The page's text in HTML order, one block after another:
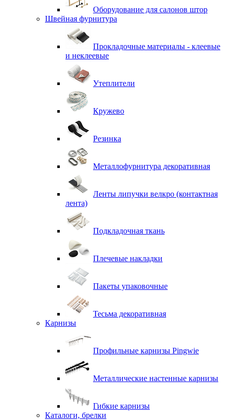
Оборудование для салонов штор
Швейная фурнитура
Прокладочные материалы - клеевые
и неклеевые
Утеплители
Кружево
Резинка
Металлофурнитура декоративная
Ленты липучки велкро (контактная
лента)
Подкладочная ткань
Плечевые накладки
Пакеты упаковочные
Тесьма декоративная
Карнизы
Профильные карнизы Pingwie
Металлические настенные карнизы
Гибкие карнизы
Каталоги, брелки